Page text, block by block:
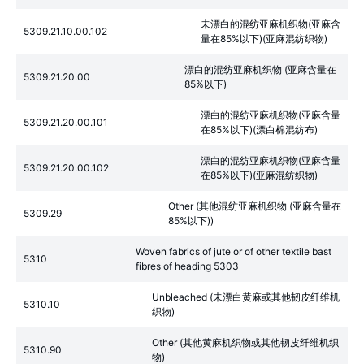
5309.21.10.00.102
未漂白的混纺亚麻机织物(亚麻含
量在85%以下)(亚麻混纺织物)
5309.21.20.00
漂白的混纺亚麻机织物 (亚麻含量在
85%以下)
5309.21.20.00.101
漂白的混纺亚麻机织物(亚麻含量
在85%以下)(漂白棉混纺布)
5309.21.20.00.102
漂白的混纺亚麻机织物(亚麻含量
在85%以下)(亚麻混纺织物)
5309.29
Other (其他混纺亚麻机织物 (亚麻含量在
85%以下))
5310
Woven fabrics of jute or of other textile bast
fibres of heading 5303
5310.10
Unbleached (未漂白黄麻或其他韧皮纤维机
织物)
5310.90
Other (其他黄麻机织物或其他韧皮纤维机织
物)